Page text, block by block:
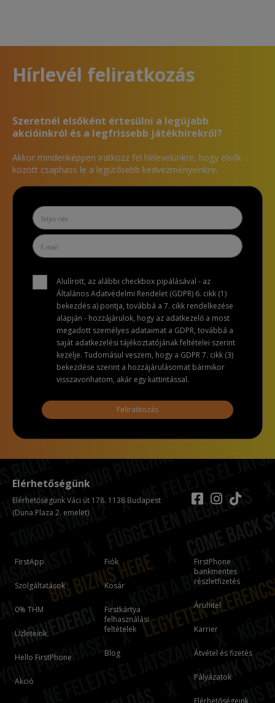
Hírlevél feliratkozás
Szeretnél elsőként értesülni a legújabb
akcióinkról és a legfrissebb játékhírekről?
Akkor mindenképpen iratkozz fel hírlevelünkre, hogy elsők
között csaphass le a legütősebb kedvezményeinkre.
Alulírott, az alábbi checkbox pipálásával - az
Általános Adatvédelmi Rendelet (GDPR) 6. cikk (1)
bekezdés a) pontja, továbbá a 7. cikk rendelkezése
alapján - hozzájárulok, hogy az adatkezelő a most
megadott személyes adataimat a GDPR, továbbá a
saját adatkezelési tájékoztatójának feltételei szerint
kezelje. Tudomásul veszem, hogy a GDPR 7. cikk (3)
bekezdése szerint a hozzájárulásomat bármikor
visszavonhatom, akár egy kattintással.
Feliratkozás
FirstApp
Szolgáltatások
0% THM
Üzleteink
Hello FirstPhone
Akció
Fiók
Kosár
Firstkártya
felhasználási
feltételek
Blog
FirstPhone
bankmentes
részletfizetés
Áruhitel
Karrier
Átvétel és fizetés
Pályázatok
Elérhetőségeink
Elérhetőségünk
Elérhetőségünk Váci út 178. 1138 Budapest
(Duna Plaza 2. emelet)